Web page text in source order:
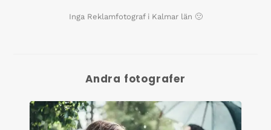
Inga Reklamfotograf i Kalmar län 🙁
Andra fotografer